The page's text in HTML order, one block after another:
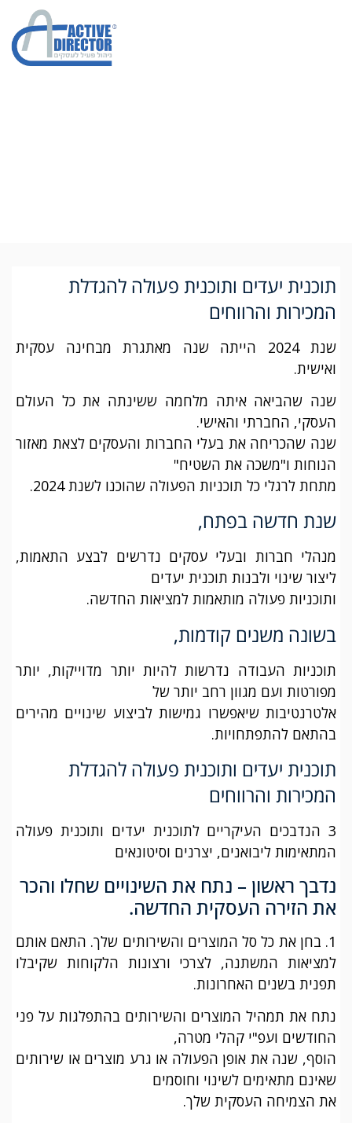
תוכנית יעדים ותוכנית פעולה להגדלת
המכירות והרווחים
שנת 2024 הייתה שנה מאתגרת מבחינה עסקית
ואישית.
שנה שהביאה איתה מלחמה ששינתה את כל העולם
העסקי, החברתי והאישי.
שנה שהכריחה את בעלי החברות והעסקים לצאת מאזור
הנוחות ו"משכה את השטיח"
מתחת לרגלי כל תוכניות הפעולה שהוכנו לשנת 2024.
שנת חדשה בפתח,
מנהלי חברות ובעלי עסקים נדרשים לבצע התאמות,
ליצור שינוי ולבנות תוכנית יעדים
ותוכניות פעולה מותאמות למציאות החדשה.
בשונה משנים קודמות,
תוכניות העבודה נדרשות להיות יותר מדוייקות, יותר
מפורטות ועם מגוון רחב יותר של
אלטרנטיבות שיאפשרו גמישות לביצוע שינויים מהירים
בהתאם להתפתחויות.
תוכנית יעדים ותוכנית פעולה להגדלת
המכירות והרווחים
3 הנדבכים העיקריים לתוכנית יעדים ותוכנית פעולה
המתאימות ליבואנים, יצרנים וסיטונאים
נדבך ראשון – נתח את השינויים שחלו והכר
את הזירה העסקית החדשה.
1. בחן את כל סל המוצרים והשירותים שלך. התאם אותם
למציאות המשתנה, לצרכי ורצונות הלקוחות שקיבלו
תפנית בשנים האחרונות.
נתח את תמהיל המוצרים והשירותים בהתפלגות על פני
החודשים ועפ"י קהלי מטרה,
הוסף, שנה את אופן הפעולה או גרע מוצרים או שירותים
שאינם מתאימים לשינוי וחוסמים
את הצמיחה העסקית שלך.